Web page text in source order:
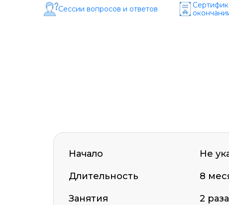
Сессии вопросов и ответов
Начало
Длительность
Занятия
Не
8
2